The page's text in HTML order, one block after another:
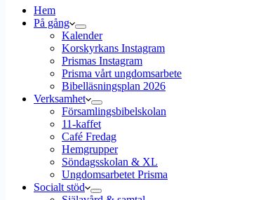
Hem
På gång
Kalender
Korskyrkans Instagram
Prismas Instagram
Prisma vårt ungdomsarbete
Bibelläsningsplan 2026
Verksamhet
Församlingsbibelskolan
11-kaffet
Café Fredag
Hemgrupper
Söndagsskolan & XL
Ungdomsarbetet Prisma
Socialt stöd